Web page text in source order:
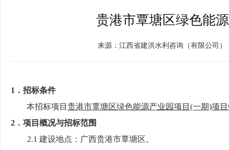
贵港市覃塘区绿色能
来源：江西省建洪水利咨询（有限公司）
1．招标条件
本招标项目 贵港市覃塘区绿色能源产业园项目 (一期)项
2． 项目概况与招标范围
2.1 建设地点： 广西贵港市覃塘区。